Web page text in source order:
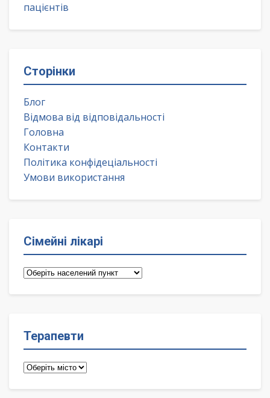
пацієнтів
Сторінки
Блог
Відмова від відповідальності
Головна
Контакти
Політика конфідеціальності
Умови використання
Сімейні лікарі
Сімейні
Терапевти
Терапевти